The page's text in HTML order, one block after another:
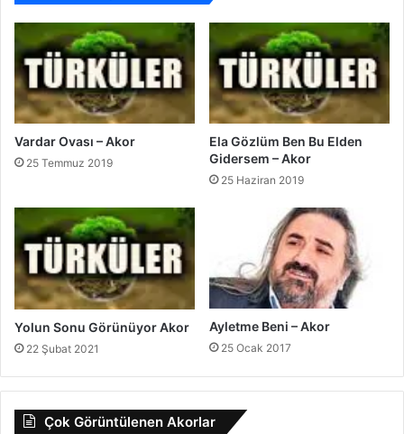
Vardar Ovası – Akor
25 Temmuz 2019
Ela Gözlüm Ben Bu Elden
Gidersem – Akor
25 Haziran 2019
Yolun Sonu Görünüyor Akor
22 Şubat 2021
Ayletme Beni – Akor
25 Ocak 2017
Çok Görüntülenen Akorlar